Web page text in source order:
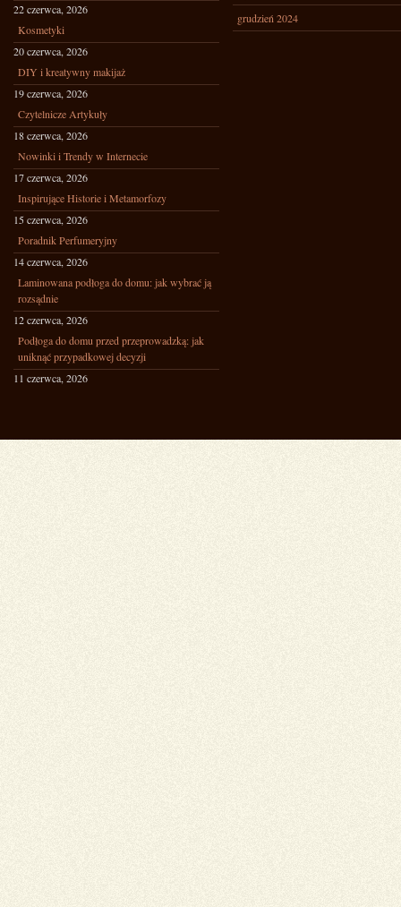
22 czerwca, 2026
Kosmetyki
20 czerwca, 2026
DIY i kreatywny makijaż
19 czerwca, 2026
Czytelnicze Artykuły
18 czerwca, 2026
Nowinki i Trendy w Internecie
17 czerwca, 2026
Inspirujące Historie i Metamorfozy
15 czerwca, 2026
Poradnik Perfumeryjny
14 czerwca, 2026
Laminowana podłoga do domu: jak wybrać ją
rozsądnie
12 czerwca, 2026
Podłoga do domu przed przeprowadzką: jak
uniknąć przypadkowej decyzji
11 czerwca, 2026
grudzień 2024